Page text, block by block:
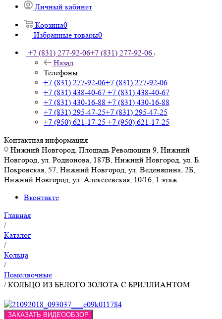
Личный кабинет
Корзина0
Избранные товары0
+7 (831) 277-92-06+7 (831) 277-92-06
Назад
Телефоны
+7 (831) 277-92-06+7 (831) 277-92-06
+7 (831) 438-40-67 +7 (831) 438-40-67
+7 (831) 430-16-88 +7 (831) 430-16-88
+7 (831) 295-47-25+7 (831) 295-47-25
+7 (950) 621-17-25 +7 (950) 621-17-25
Контактная информация
Нижний Новгород, Площадь Революции 9, Нижний
Новгород, ул. Родионова, 187В, Нижний Новгород, ул. Б.
Покровская, 57, Нижний Новгород, ул. Веденяпина, 2Б,
Нижний Новгород, ул. Алексеевская, 10/16, 1 этаж
Вконтакте
Главная
/
Каталог
/
Кольца
/
Помолвочные
/КОЛЬЦО ИЗ БЕЛОГО ЗОЛОТА С БРИЛЛИАНТОМ
ЗАКАЗАТЬ ВИДЕООБЗОР